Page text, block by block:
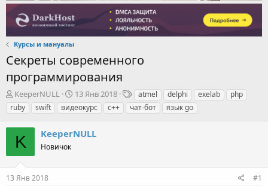
Курсы и мануалы
Секреты современного
программирования
А
в
т
о
р
т
е
м
ы
KeeperNULL
Д
а
т
н
а
13 Янв 2018
Т
е
г
atmel delphi exelab
php
ruby
swift видеокурс с++ чат-бот язык go
K KeeperNULL
Новичок
13 Янв 2018 #1